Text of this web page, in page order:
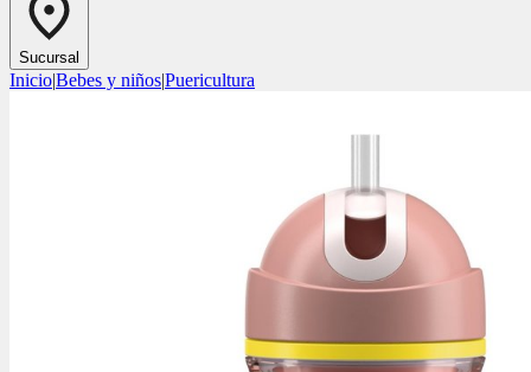
Sucursal
Inicio|Bebes y niños|Puericultura